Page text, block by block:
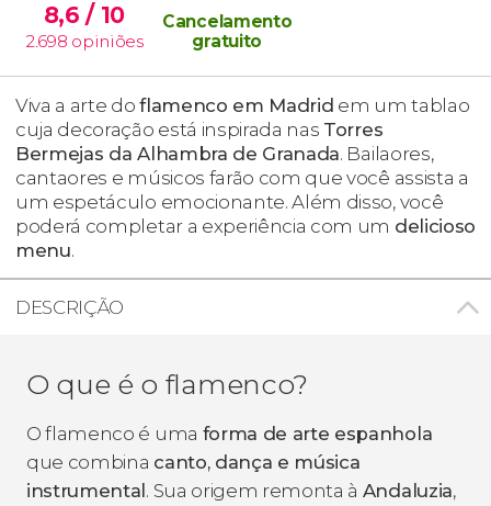
8,6/ 10
2.698 opiniões
Cancelamento
gratuito
Viva a arte doflamenco em Madrid em umtablao
cuja decoração está inspirada nas Torres
Bermejas da Alhambra de Granada. Bailaores,
cantaores e músicos farão com que você assista a
um espetáculo emocionante. Além disso, você
poderá completar a experiência com um delicioso
menu.
DESCRIÇÃO
O que é o flamenco?
O flamenco é uma forma de arte espanhola
que combina canto, dança e música
instrumental. Sua origem remonta à Andaluzia,